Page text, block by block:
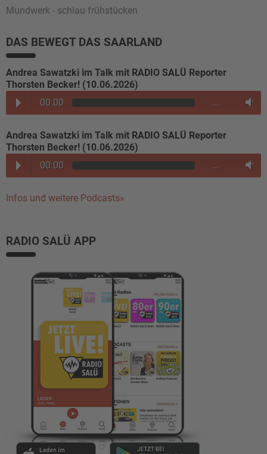
Mundwerk - schlau frühstücken
DAS BEWEGT DAS SAARLAND
Andrea Sawatzki im Talk mit RADIO SALÜ Reporter
Thorsten Becker! (10.06.2026)
00:00
…
Andrea Sawatzki im Talk mit RADIO SALÜ Reporter
Thorsten Becker! (10.06.2026)
00:00
…
Infos und weitere Podcasts»
RADIO SALÜ APP